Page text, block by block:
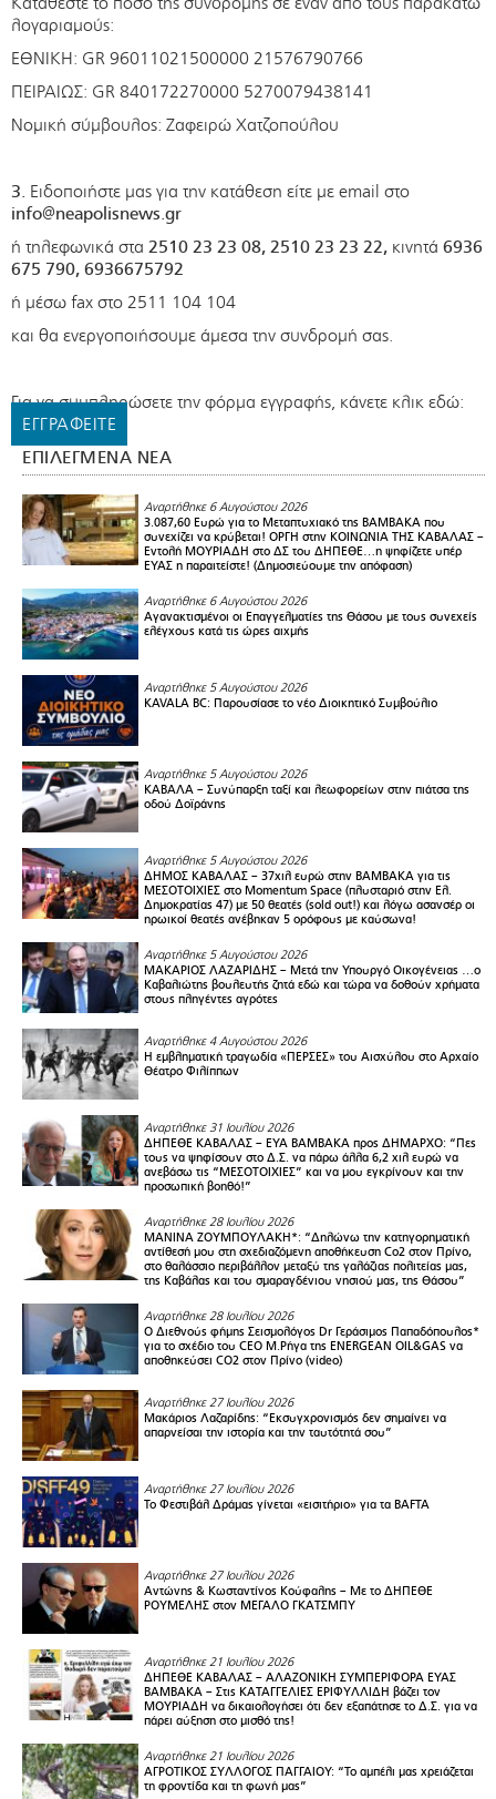
λογαριαμούς:
ΕΘΝΙΚΗ: GR 96011021500000 21576790766
ΠΕΙΡΑΙΩΣ: GR 840172270000 5270079438141
Νομική σύμβουλος: Ζαφειρώ Χατζοπούλου
3. Ειδοποιήστε μας για την κατάθεση είτε με email στο
info@neapolisnews.gr
ή τηλεφωνικά στα 2510 23 23 08, 2510 23 23 22, κινητά 6936
675 790, 6936675792
ή μέσω fax στο 2511 104 104
και θα ενεργοποιήσουμε άμεσα την συνδρομή σας.
Για να συμπληρώσετε την φόρμα εγγραφής, κάνετε κλικ εδώ:
ΕΓΓΡΑΦΕΙΤΕ
ΕΠΙΛΕΓΜΕΝΑ ΝΕΑ
Αναρτήθηκε 6 Αυγούστου 2026
3.087,60 Ευρώ για το Μεταπτυχιακό της ΒΑΜΒΑΚΑ που
συνεχίζει να κρύβεται! ΟΡΓΗ στην ΚΟΙΝΩΝΙΑ ΤΗΣ ΚΑΒΑΛΑΣ –
Εντολή ΜΟΥΡΙΑΔΗ στο ΔΣ του ΔΗΠΕΘΕ…η ψηφίζετε υπέρ
ΕΥΑΣ η παραιτείστε! (Δημοσιεύουμε την απόφαση)
Αναρτήθηκε 6 Αυγούστου 2026
Αγανακτισμένοι οι Επαγγελματίες της Θάσου με τους συνεχείς
ελέγχους κατά τις ώρες αιχμής
Αναρτήθηκε 5 Αυγούστου 2026
KAVALA BC: Παρουσίασε το νέο Διοικητικό Συμβούλιο
Αναρτήθηκε 5 Αυγούστου 2026
ΚΑΒΑΛΑ – Συνύπαρξη ταξί και λεωφορείων στην πιάτσα της
οδού Δοϊράνης
Αναρτήθηκε 5 Αυγούστου 2026
ΔΗΜΟΣ ΚΑΒΑΛΑΣ – 37χιλ ευρώ στην ΒΑΜΒΑΚΑ για τις
ΜΕΣΟΤΟΙΧΙΕΣ στο Momentum Space (πλυσταριό στην Ελ.
Δημοκρατίας 47) με 50 θεατές (sold out!) και λόγω ασανσέρ οι
ηρωικοί θεατές ανέβηκαν 5 ορόφους με καύσωνα!
Αναρτήθηκε 5 Αυγούστου 2026
ΜΑΚΑΡΙΟΣ ΛΑΖΑΡΙΔΗΣ – Μετά την Υπουργό Οικογένειας …ο
Καβαλιώτης βουλευτής ζητά εδώ και τώρα να δοθούν χρήματα
στους πληγέντες αγρότες
Αναρτήθηκε 4 Αυγούστου 2026
Η εμβληματική τραγωδία «ΠΕΡΣΕΣ» του Αισχύλου στο Αρχαίο
Θέατρο Φιλίππων
Αναρτήθηκε 31 Ιουλίου 2026
ΔΗΠΕΘΕ ΚΑΒΑΛΑΣ – ΕΥΑ ΒΑΜΒΑΚΑ προς ΔΗΜΑΡΧΟ: “Πες
τους να ψηφίσουν στο Δ.Σ. να πάρω άλλα 6,2 χιλ ευρώ να
ανεβάσω τις “ΜΕΣΟΤΟΙΧΙΕΣ” και να μου εγκρίνουν και την
προσωπική βοηθό!”
Αναρτήθηκε 28 Ιουλίου 2026
ΜΑΝΙΝΑ ΖΟΥΜΠΟΥΛΑΚΗ*: “Δηλώνω την κατηγορηματική
αντίθεσή μου στη σχεδιαζόμενη αποθήκευση Co2 στον Πρίνο,
στο θαλάσσιο περιβάλλον μεταξύ της γαλάζιας πολιτείας μας,
της Καβάλας και του σμαραγδένιου νησιού μας, της Θάσου”
Αναρτήθηκε 28 Ιουλίου 2026
Ο Διεθνούς φήμης Σεισμολόγος Dr Γεράσιμος Παπαδόπουλος*
για το σχέδιο του CEO M.Ρήγα της ENERGEAN OIL&GAS να
αποθηκεύσει CO2 στον Πρίνο (video)
Αναρτήθηκε 27 Ιουλίου 2026
Μακάριος Λαζαρίδης: “Εκσυγχρονισμός δεν σημαίνει να
απαρνείσαι την ιστορία και την ταυτότητά σου”
Αναρτήθηκε 27 Ιουλίου 2026
Το Φεστιβάλ Δράμας γίνεται «εισιτήριο» για τα BAFTA
Αναρτήθηκε 27 Ιουλίου 2026
Αντώνης & Κωσταντίνος Κούφαλης – Με το ΔΗΠΕΘΕ
ΡΟΥΜΕΛΗΣ στον ΜΕΓΑΛΟ ΓΚΑΤΣΜΠΥ
Αναρτήθηκε 21 Ιουλίου 2026
ΔΗΠΕΘΕ ΚΑΒΑΛΑΣ – ΑΛΑΖΟΝΙΚΗ ΣΥΜΠΕΡΙΦΟΡΑ ΕΥΑΣ
ΒΑΜΒΑΚΑ – Στις ΚΑΤΑΓΓΕΛΙΕΣ ΕΡΙΦΥΛΛΙΔΗ βάζει τον
ΜΟΥΡΙΑΔΗ να δικαιολογήσει ότι δεν εξαπάτησε το Δ.Σ. για να
πάρει αύξηση στο μισθό της!
Αναρτήθηκε 21 Ιουλίου 2026
ΑΓΡΟΤΙΚΟΣ ΣΥΛΛΟΓΟΣ ΠΑΓΓΑΙΟY: “Το αμπέλι μας χρειάζεται
τη φροντίδα και τη φωνή μας”